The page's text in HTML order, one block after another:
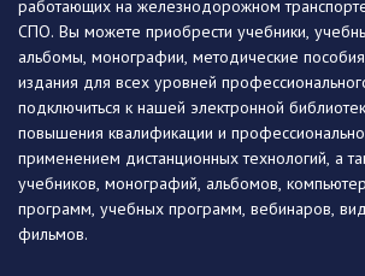
работающих на железнодорожном
СПО. Вы можете приобрести учебники,
альбомы, монографии, методические
издания для всех уровней
подключиться к нашей электронной
повышения квалификации и
применением дистанционных технологий, а
учебников, монографий, альбомов,
программ, учебных программ, вебинаров,
фильмов.